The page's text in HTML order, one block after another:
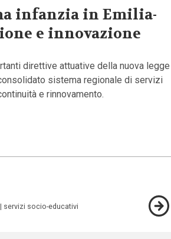
infanzia in Emilia-
e innovazione
direttive attuative della nuova legge
sistema regionale di servizi
e rinnovamento.
servizi socio-educativi